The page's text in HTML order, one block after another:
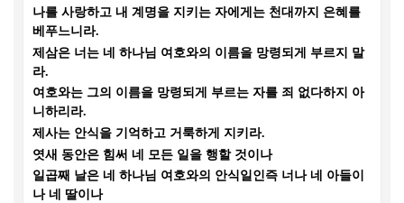
나를 사랑하고 내 계명을 지키는 자에게는 천대까지 은혜를
베푸느니라.
제삼은 너는 네 하나님 여호와의 이름을 망령되게 부르지 말
라.
여호와는 그의 이름을 망령되게 부르는 자를 죄 없다하지 아
니하리라.
제사는 안식을 기억하고 거룩하게 지키라.
엿새 동안은 힘써 네 모든 일을 행할 것이나
일곱째 날은 네 하나님 여호와의 안식일인즉 너나 네 아들이
나 네 딸이나